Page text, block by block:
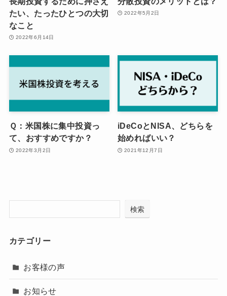
たい、たったひとつの大切
なこと
2022年6月14日
2022年5月2日
Ｑ：米国株に集中投資っ
て、おすすめですか？
2022年3月2日
iDeCoとNISA、どちらを
始めればいい？
2021年12月7日
検索
カテゴリー
お客様の声
お知らせ